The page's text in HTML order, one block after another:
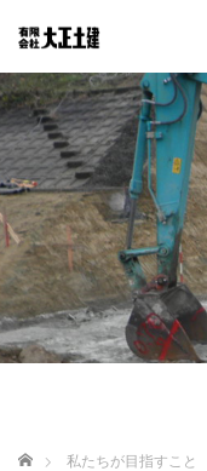
ホーム 私たちが目指すこと